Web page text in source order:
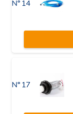
Nº 14
Nº 17